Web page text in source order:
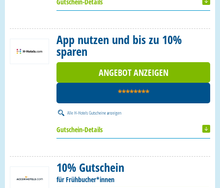
App nutzen und bis zu 10%
sparen
ANGEBOT ANZEIGEN
********
AlleH-Hotels Gutscheineanzeigen
Gutschein-Details
10% Gutschein
für Frühbucher*innen